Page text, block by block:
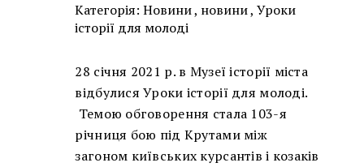
Категорія: Новини, новини,Уроки
історії для молоді
28 січня 2021 р. в Музеї історії міста
відбулися Уроки історії для молоді.
Темою обговорення стала 103-я
річниця бою під Крутами між
загоном київських курсантів і козаків